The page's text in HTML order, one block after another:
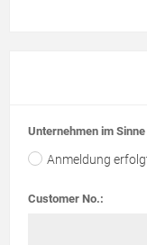
Unternehmen im Sinne
Anmeldung
Customer No.: